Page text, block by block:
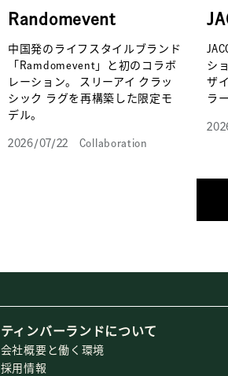
Randomevent
中国発のライフスタイルブランド
「Ramdomevent」と初のコラボ
レーション。 スリーアイ クラッ
シック ラグを再構築した限定モ
デル。
2026/07/22
Collaboration
シ
ザ
ラ
ティンバーランドについて
会社概要と働く環境
採用情報